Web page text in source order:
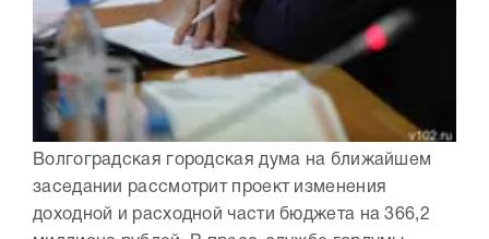
Волгоградская городская дума на ближайшем
заседании рассмотрит проект изменения
доходной и расходной части бюджета на 366,2